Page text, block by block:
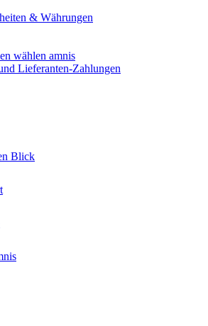
& Währungen
wählen amnis
Lieferanten-Zahlungen
Blick